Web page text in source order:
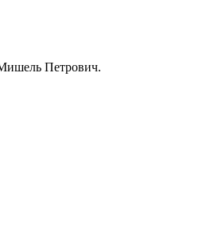
Петрович.